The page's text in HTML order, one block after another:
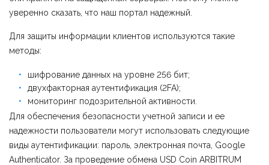
уверенно сказать, что наш портал надежный.
Для защиты информации клиентов используются такие
методы:
шифрование данных на уровне 256 бит;
двухфакторная аутентификация (2FA);
мониторинг подозрительной активности.
Для обеспечения безопасности учетной записи и ее
надежности пользователи могут использовать следующие
виды аутентификации: пароль, электронная почта, Google
Authenticator. За проведение обмена USD Coin ARBITRUM